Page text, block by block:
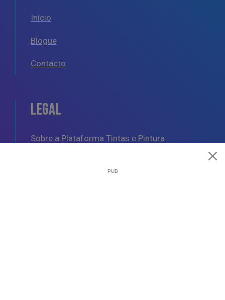
Início
Blogue
Contacto
LEGAL
Sobre a Plataforma Tintas e Pintura